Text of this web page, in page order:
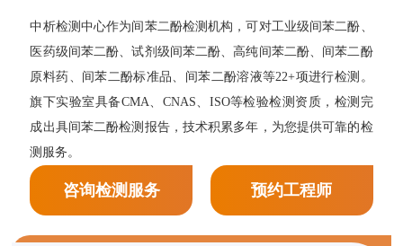
中析检测中心作为间苯二酚检测机构，可对工业级间苯二酚、
医药级间苯二酚、试剂级间苯二酚、高纯间苯二酚、间苯二酚
原料药、间苯二酚标准品、间苯二酚溶液等22+项进行检测。
旗下实验室具备CMA、CNAS、ISO等检验检测资质，检测完
成出具间苯二酚检测报告，技术积累多年，为您提供可靠的检
测服务。
咨询检测服务 预约工程师